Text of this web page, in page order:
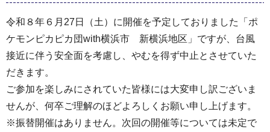
令和８年６月27日（土）に開催を予定しておりました「ポ
ケモンピカピカ団with横浜市 新横浜地区」ですが、台風
接近に伴う安全面を考慮し、やむを得ず中止とさせていた
だきます。
ご参加を楽しみにされていた皆様には大変申し訳ございま
せんが、何卒ご理解のほどよろしくお願い申し上げます。
※振替開催はありません。次回の開催等については未定で